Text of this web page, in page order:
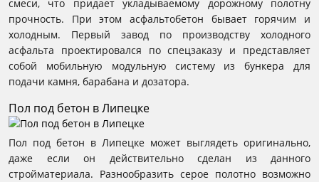
смеси, что придает укладываемому дорожному полотну
прочность. При этом асфальтобетон бывает горячим и
холодным. Первый завод по производству холодного
асфальта проектировался по спецзаказу и представляет
собой мобильную модульную систему из бункера для
подачи камня, барабана и дозатора.
Пол под бетон в Липецке
Пол под бетон в Липецке может выглядеть оригинально,
даже если он действительно сделан из данного
стройматериала. Разнообразить серое полотно возможно